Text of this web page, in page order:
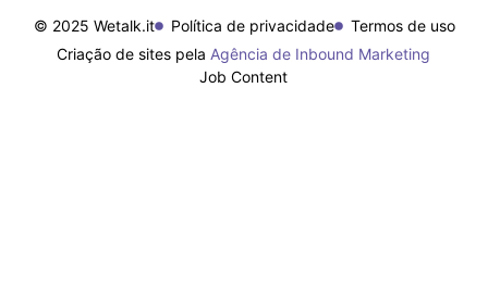
© 2025 Wetalk.it Política de privacidade
Termos de uso
Criação de sites pela Agência de Inbound Marketing
Job Content